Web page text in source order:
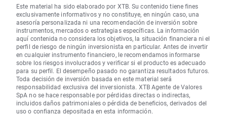
Este material ha sido elaborado por XTB. Su contenido tiene fines
exclusivamente informativos y no constituye, en ningún caso, una
asesoría personalizada ni una recomendación de inversión sobre
instrumentos, mercados o estrategias específicas. La información
aquí contenida no considera los objetivos, la situación financiera ni el
perfil de riesgo de ningún inversionista en particular. Antes de invertir
en cualquier instrumento financiero, le recomendamos informarse
sobre los riesgos involucrados y verificar si el producto es adecuado
para su perfil. El desempeño pasado no garantiza resultados futuros.
Toda decisión de inversión basada en este material será
responsabilidad exclusiva del inversionista. XTB Agente de Valores
SpA no se hace responsable por pérdidas directas o indirectas,
incluidos daños patrimoniales o pérdida de beneficios, derivados del
uso o confianza depositada en esta información.